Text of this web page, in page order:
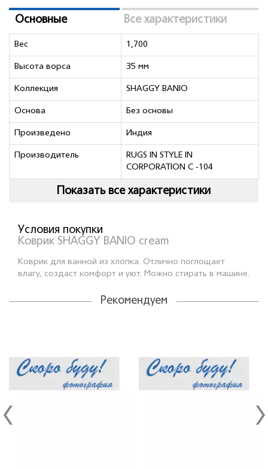
Основные Все характеристики
Вес 1,700
Высота ворса 35 мм
Коллекция SHAGGY BANIO
Основа Без основы
Произведено Индия
Производитель
RUGS IN STYLE IN
CORPORATION C -104
Показать все характеристики
Условия покупки
Коврик SHAGGY BANIO cream
Коврик для ванной из хлопка. Отлично поглощает
влагу, создаст комфорт и уют. Можно стирать в машине.
Рекомендуем